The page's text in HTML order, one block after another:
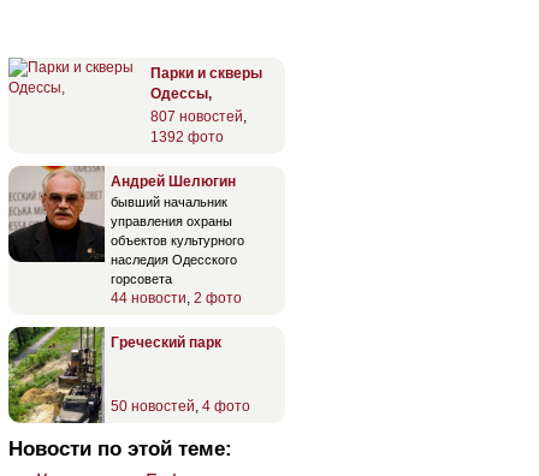
Парки и скверы
Одессы,
807 новостей,
1392 фото
Андрей Шелюгин
бывший начальник
управления охраны
объектов культурного
наследия Одесского
горсовета
44 новости, 2 фото
Греческий парк
50 новостей, 4 фото
Новости по этой теме: